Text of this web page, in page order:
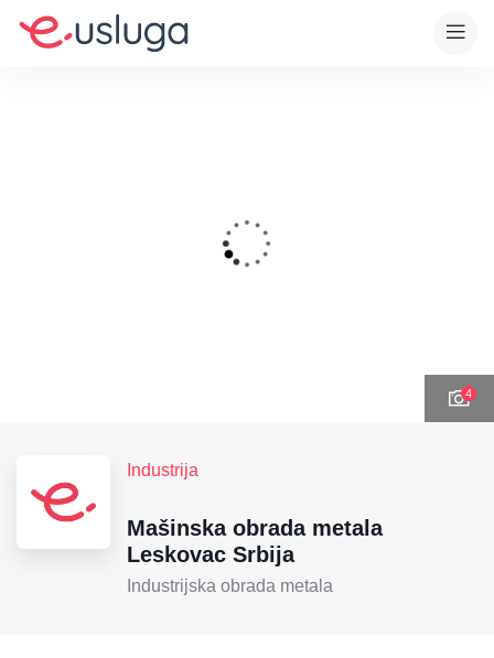
4
Industrija
Mašinska obrada metala
Leskovac Srbija
Industrijska obrada metala